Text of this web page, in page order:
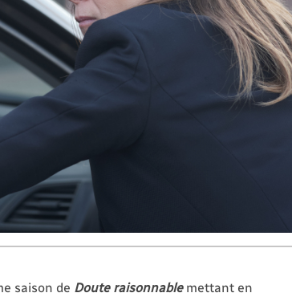
saison de Doute raisonnablemettant en